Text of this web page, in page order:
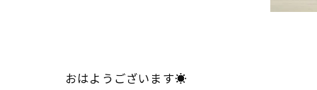
おはようございます☀